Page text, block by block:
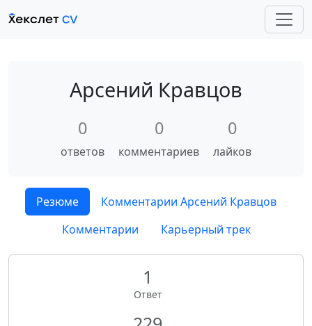
Арсений Кравцов
0
ответов
0
комментариев
0
лайков
Резюме
Комментарии Арсений Кравцов
Комментарии
Карьерный трек
1
Ответ